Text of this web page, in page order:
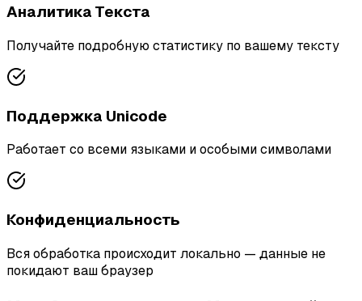
Аналитика Текста
Получайте подробную статистику по вашему тексту
Поддержка Unicode
Работает со всеми языками и особыми символами
Конфиденциальность
Вся обработка происходит локально — данные не
покидают ваш браузер